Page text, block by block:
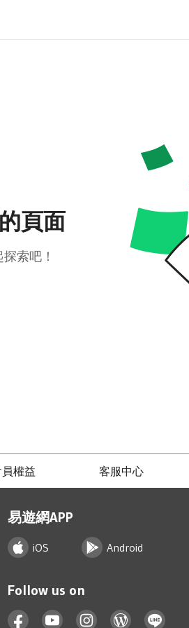
頁面
索吧！
權益 客服中心
易遊網APP
iOS Android
Follow us on